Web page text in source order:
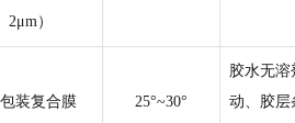
2μm）
装复合膜 25°~30°
胶水无
动、胶层